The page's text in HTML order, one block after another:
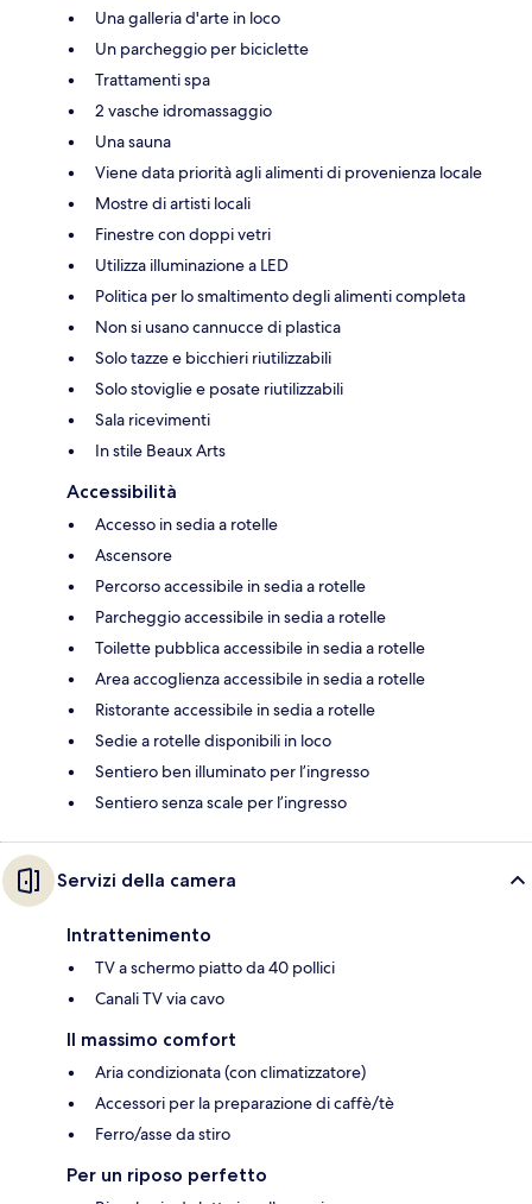
Una galleria d'arte in loco
Un parcheggio per biciclette
Trattamenti spa
2 vasche idromassaggio
Una sauna
Viene data priorità agli alimenti di provenienza locale
Mostre di artisti locali
Finestre con doppi vetri
Utilizza illuminazione a LED
Politica per lo smaltimento degli alimenti completa
Non si usano cannucce di plastica
Solo tazze e bicchieri riutilizzabili
Solo stoviglie e posate riutilizzabili
Sala ricevimenti
In stile Beaux Arts
Accessibilità
Accesso in sedia a rotelle
Ascensore
Percorso accessibile in sedia a rotelle
Parcheggio accessibile in sedia a rotelle
Toilette pubblica accessibile in sedia a rotelle
Area accoglienza accessibile in sedia a rotelle
Ristorante accessibile in sedia a rotelle
Sedie a rotelle disponibili in loco
Sentiero ben illuminato per l’ingresso
Sentiero senza scale per l’ingresso
Servizi della camera
Intrattenimento
TV a schermo piatto da 40 pollici
Canali TV via cavo
Il massimo comfort
Aria condizionata (con climatizzatore)
Accessori per la preparazione di caffè/tè
Ferro/asse da stiro
Per un riposo perfetto